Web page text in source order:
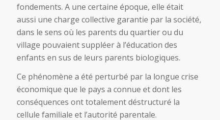
fondements. A une certaine époque, elle était
aussi une charge collective garantie par la société,
dans le sens où les parents du quartier ou du
village pouvaient suppléer à l’éducation des
enfants en sus de leurs parents biologiques.
Ce phénomène a été perturbé par la longue crise
économique que le pays a connue et dont les
conséquences ont totalement déstructuré la
cellule familiale et l’autorité parentale.